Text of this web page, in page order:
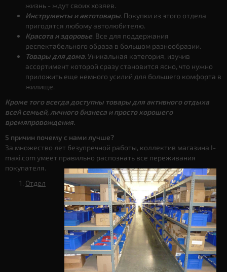
жизнь - ждут своих хозяев.
Инструменты и автотовары. Покупки из этого отдела
пригодятся любому автолюбителю.
Красота и здоровье. Все для поддержания
респектабельного образа в большом разнообразии.
Товары для дома. Уникальная категория, изучив
ассортимент которой сразу становится ясно, что нужно
приложить еще немного усилий для большего комфорта в
жилище.
Кроме того всегда доступны товары для активного отдыха
всей семьей, личного бизнеса и просто хорошего
времяпровождения.
5 причин почему с нами лучше?
За множество лет безупречной работы, коллектив магазина I-
maxi.com умеет правильно распознать все переживания
покупателя.
Отдел